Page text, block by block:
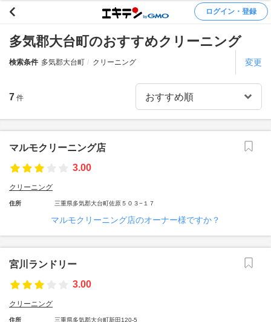
ログイン・登録
多気郡大台町のおすすめクリーニング
検索条件 多気郡大台町 クリーニング 変更
7 件
マルモクリーニング店
3.00
クリーニング
住所 三重県多気郡大台町佐原５０３−１７
マルモクリーニング店のオーナー様ですか？
宮川ランドリー
3.00
クリーニング
住所 三重県多気郡大台町新田120-5